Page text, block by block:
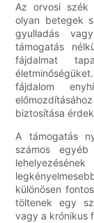
Az orvosi szék
olyan betegek
gyulladás
támogatás
fájdalmat
fájdalom
biztosítása
A támogatás
számos
különösen
töltenek egy
vagy a krónikus